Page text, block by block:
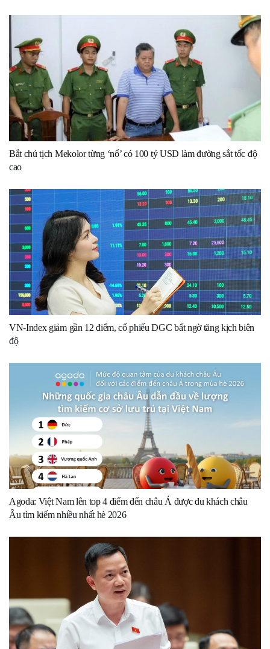
Bắt chủ tịch Mekolor từng ‘nổ’ có 100 tỷ USD làm đường sắt tốc độ
cao
VN-Index giảm gần 12 điểm, cổ phiếu DGC bất ngờ tăng kịch biên
độ
Agoda: Việt Nam lên top 4 điểm đến châu Á được du khách châu
Âu tìm kiếm nhiều nhất hè 2026